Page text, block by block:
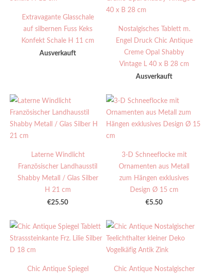
Extravagante Glasschale
auf silbernen Fuss Keks
Konfekt Schale H 11 cm
Ausverkauft
Nostalgisches Tablett m.
Engel Druck Chic Antique
Creme Opal Shabby
Vintage L 40 x B 28 cm
Ausverkauft
Laterne Windlicht
Französischer Landhausstil
Shabby Metall / Glas Silber
H 21 cm
€25.50
3-D Schneeflocke mit
Ornamenten aus Metall
zum Hängen exklusives
Design Ø 15 cm
€5.50
Chic Antique Spiegel
Chic Antique Nostalgischer